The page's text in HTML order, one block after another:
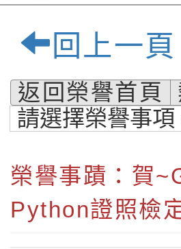
ITS
園市私
小學-桃
學
回上一頁
返回榮譽首頁
請選擇榮譽事項
榮譽事蹟：賀
Python證照檢